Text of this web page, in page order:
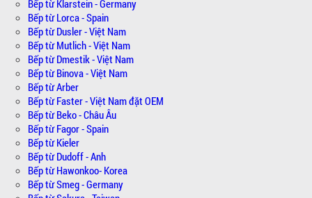
Bếp từ Klarstein - Germany
Bếp từ Lorca - Spain
Bếp từ Dusler - Việt Nam
Bếp từ Mutlich - Việt Nam
Bếp từ Dmestik - Việt Nam
Bếp từ Binova - Việt Nam
Bếp từ Arber
Bếp từ Faster - Việt Nam đặt OEM
Bếp từ Beko - Châu Âu
Bếp từ Fagor - Spain
Bếp từ Kieler
Bếp từ Dudoff - Anh
Bếp từ Hawonkoo- Korea
Bếp từ Smeg - Germany